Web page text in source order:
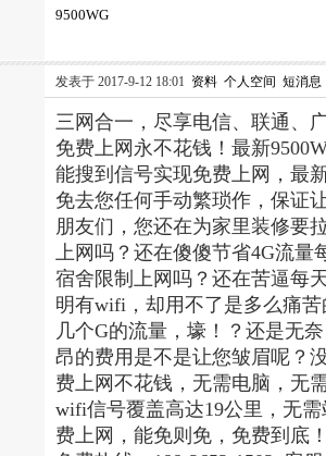
9500WG
发表于 2017-9-12 18:01 资料 个人空间 短消息
三网合一，尽享电信、联通、
免费上网永不花钱！最新
能搜到信号实现免费上网，最
免去您任何手动繁琐作，保证
朋友们，您还在为家里装修要
上网吗？还在傻傻节省4G流量
宿舍限制上网吗？还在苦逼每
明有wifi，却用不了是多么痛
几个G的流量，壕！？还是无
昂的费用是不是让您皱眉呢？
费上网不花钱，无需电脑，无
wifi信号覆盖高达19公里，无
费上网，能免则免，免费到底